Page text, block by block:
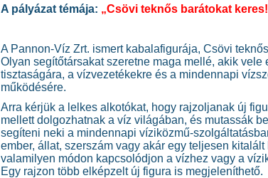
A pályázat témája: „Csövi teknős barátokat
A Pannon‑Víz Zrt. ismert kabalafigurája, Csövi
Olyan segítőtársakat szeretne maga mellé, akik vele
tisztaságára, a vízvezetékekre és a mindennapi
működésére.
Arra kérjük a lelkes alkotókat, hogy rajzoljanak új
mellett dolgozhatnak a víz világában, és mutassák
segíteni neki a mindennapi
ember, állat, szerszám vagy akár egy teljesen
valamilyen módon kapcsolódjon a vízhez vagy a
Egy rajzon több elképzelt új figura is megjeleníthető.